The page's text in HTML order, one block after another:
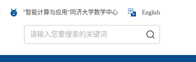
"智能计算与应用"同济大学数学中心 English